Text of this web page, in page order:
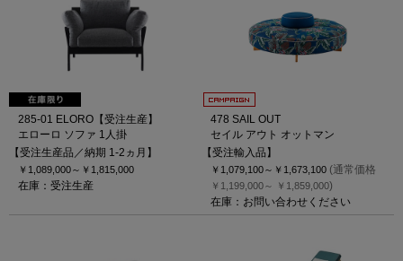
285-01 ELORO【受注生産】
エローロ ソファ 1人掛
【受注生産品／納期 1-2ヵ月】
￥1,089,000～ ￥1,815,000
在庫：受注生産
478 SAIL OUT
セイル アウト オットマン
【受注輸入品】
￥1,079,100～ ￥1,673,100 (通常価格
￥1,199,000～ ￥1,859,000)
在庫：お問い合わせください